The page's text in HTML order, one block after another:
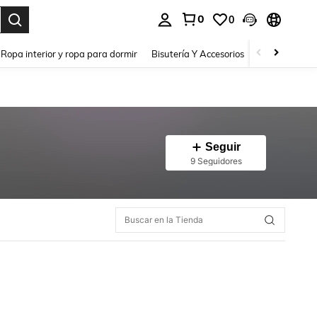
0 0
Ropa interior y ropa para dormir Bisutería Y Accesorios Zapatos
Seguir
9 Seguidores